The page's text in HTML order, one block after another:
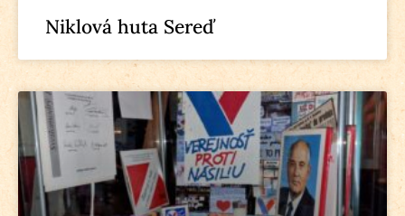
Niklová huta Sereď